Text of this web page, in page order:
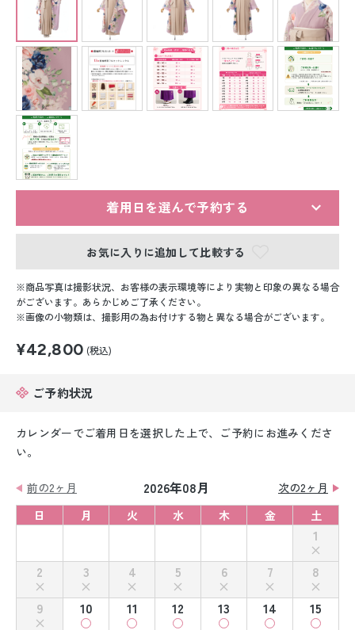
ジュニア洋装レンタル
ベビー洋装レンタル
紋付袴レンタル
留袖レンタル
男性礼装レンタル
白無垢&紋付袴レンタル
引き振袖レンタル
小物販売品
着用日を選んで予約する
お気に入りに追加して比較する
商品写真は撮影状況、お客様の表示環境等により実物と印象の異なる場合
がございます。あらかじめご了承ください。
画像の小物類は、撮影用の為お付けする物と異なる場合がございます。
¥42,800 (税込)
ご予約状況
カレンダーでご着用日を選択した上で、ご予約にお進みくださ
い。
前の2ヶ月 2026年08月
次の2ヶ月
日
月 火 水 木 金 土
1
2
3 4 5 6 7
8
9
10 11 12 13 14
15